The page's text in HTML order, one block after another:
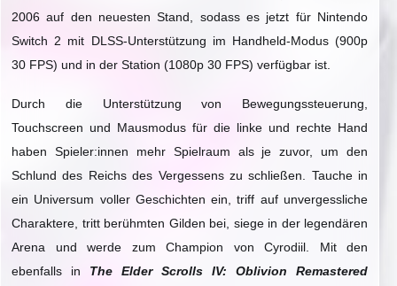
2006 auf den neuesten Stand, sodass es jetzt für Nintendo
Switch 2 mit DLSS-Unterstützung im Handheld-Modus (900p
30 FPS) und in der Station (1080p 30 FPS) verfügbar ist.
Durch die Unterstützung von Bewegungssteuerung,
Touchscreen und Mausmodus für die linke und rechte Hand
haben Spieler:innen mehr Spielraum als je zuvor, um den
Schlund des Reichs des Vergessens zu schließen. Tauche in
ein Universum voller Geschichten ein, triff auf unvergessliche
Charaktere, tritt berühmten Gilden bei, siege in der legendären
Arena und werde zum Champion von Cyrodiil. Mit den
ebenfalls in The Elder Scrolls IV: Oblivion Remastered